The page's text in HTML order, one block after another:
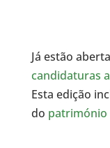
Já estão
candidaturas
Esta edição
do património